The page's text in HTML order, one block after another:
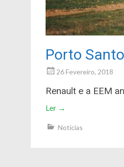
Porto
26 Fevereiro, 2018
Renault e a EEM
Ler →
Notícias